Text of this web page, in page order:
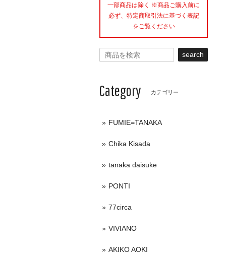
一部商品は除く ※商品ご購入前に
必ず、特定商取引法に基づく表記
をご覧ください
search
Category カテゴリー
FUMIE=TANAKA
Chika Kisada
tanaka daisuke
PONTI
77circa
VIVIANO
AKIKO AOKI